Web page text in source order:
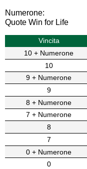
Numerone:
Quote Win for Life
Vincita
10 + Numerone
10
9 + Numerone
9
8 + Numerone
7 + Numerone
8
7
0 + Numerone
0